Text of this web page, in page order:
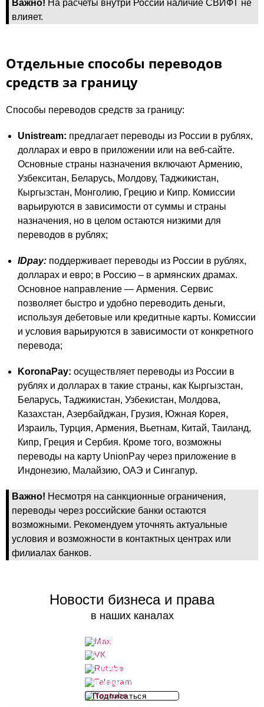
Важно! На расчеты внутри России наличие СВИФТ не
влияет.
Отдельные способы переводов
средств за границу
Способы переводов средств за границу:
Unistream: предлагает переводы из России в рублях,
долларах и евро в приложении или на веб-сайте.
Основные страны назначения включают Армению,
Узбекситан, Беларусь, Молдову, Таджикистан,
Кыргызстан, Монголию, Грецию и Кипр. Комиссии
варьируются в зависимости от суммы и страны
назначения, но в целом остаются низкими для
переводов в рублях​;
IDpay: поддерживает переводы из России в рублях,
долларах и евро; в Россию – в армянских драмах.
Основное направление — Армения. Сервис
позволяет быстро и удобно переводить деньги,
используя дебетовые или кредитные карты. Комиссии
и условия варьируются в зависимости от конкретного
перевода​;
KoronaPay: осуществляет переводы из России в
рублях и долларах в такие страны, как Кыргызстан,
Беларусь, Таджикистан, Узбекистан, Молдова,
Казахстан, Азербайджан, Грузия, Южная Корея,
Израиль, Турция, Армения, Вьетнам, Китай, Таиланд,
Кипр, Греция и Сербия. Кроме того, возможны
переводы на карту UnionPay через приложение в
Индонезию, Малайзию, ОАЭ и Сингапур.
Важно! Несмотря на санкционные ограничения,
переводы через российские банки остаются
возможными. Рекомендуем уточнять актуальные
условия и возможности в контактных центрах или
филиалах банков.
Новости бизнеса и права
в наших каналах
Подписаться
Подписаться
Подписаться
Подписаться
Подписаться